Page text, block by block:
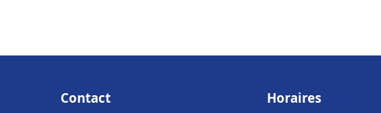
Contact Horaires